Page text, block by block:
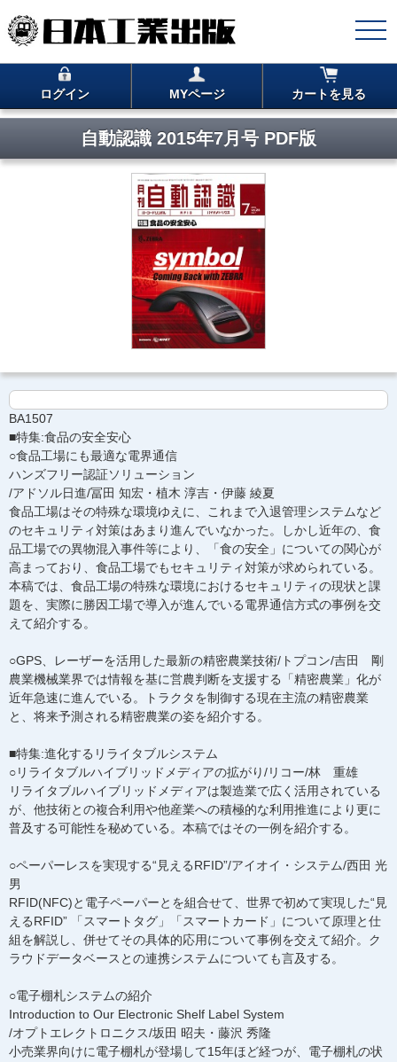
ログイン MYページ カートを見る
自動認識 2015年7月号 PDF版
BA1507
■特集:食品の安全安心
○食品工場にも最適な電界通信
ハンズフリー認証ソリューション
/アドソル日進/冨田 知宏・植木 淳吉・伊藤 綾夏
食品工場はその特殊な環境ゆえに、これまで入退管理システムなど
のセキュリティ対策はあまり進んでいなかった。しかし近年の、食
品工場での異物混入事件等により、「食の安全」についての関心が
高まっており、食品工場でもセキュリティ対策が求められている。
本稿では、食品工場の特殊な環境におけるセキュリティの現状と課
題を、実際に勝因工場で導入が進んでいる電界通信方式の事例を交
えて紹介する。
○GPS、レーザーを活用した最新の精密農業技術/トプコン/吉田 剛
農業機械業界では情報を基に営農判断を支援する「精密農業」化が
近年急速に進んでいる。トラクタを制御する現在主流の精密農業
と、将来予測される精密農業の姿を紹介する。
■特集:進化するリライタブルシステム
○リライタブルハイブリッドメディアの拡がり/リコー/林 重雄
リライタブルハイブリッドメディアは製造業で広く活用されている
が、他技術との複合利用や他産業への積極的な利用推進により更に
普及する可能性を秘めている。本稿ではその一例を紹介する。
○ペーパーレスを実現する“見えるRFID”/アイオイ・システム/西田 光
男
RFID(NFC)と電子ペーパーとを組合せて、世界で初めて実現した“見
えるRFID” 「スマートタグ」「スマートカード」について原理と仕
組を解説し、併せてその具体的応用について事例を交えて紹介。ク
ラウドデータベースとの連携システムについても言及する。
○電子棚札システムの紹介
Introduction to Our Electronic Shelf Label System
/オプトエレクトロニクス/坂田 昭夫・藤沢 秀隆
小売業界向けに電子棚札が登場して15年ほど経つが、電子棚札の状